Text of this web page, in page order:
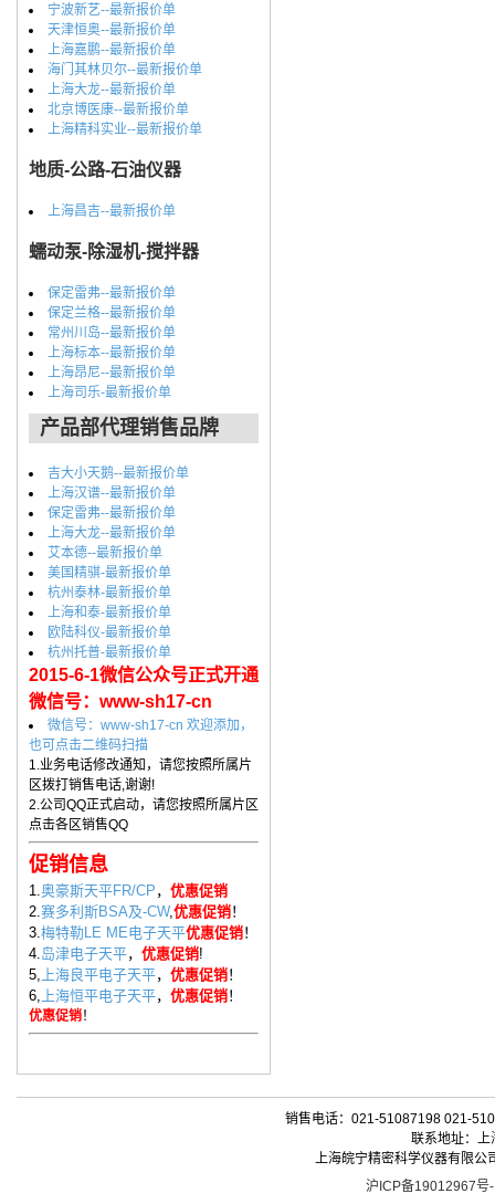
宁波新艺--最新报价单
天津恒奥--最新报价单
上海嘉鹏--最新报价单
海门其林贝尔--最新报价单
上海大龙--最新报价单
北京博医康--最新报价单
上海精科实业--最新报价单
地质-公路-石油仪器
上海昌吉--最新报价单
蠕动泵-除湿机-搅拌器
保定雷弗--最新报价单
保定兰格--最新报价单
常州川岛--最新报价单
上海标本--最新报价单
上海昂尼--最新报价单
上海司乐-最新报价单
产品部代理销售品牌
吉大小天鹅--最新报价单
上海汉谱--最新报价单
保定雷弗--最新报价单
上海大龙--最新报价单
艾本德--最新报价单
美国精骐-最新报价单
杭州泰林-最新报价单
上海和泰-最新报价单
欧陆科仪-最新报价单
杭州托普-最新报价单
2015-6-1微信公众号正式开通
微信号：www-sh17-cn
微信号：www-sh17-cn 欢迎添加，
也可点击二维码扫描
1.业务电话修改通知，请您按照所属片
区拨打销售电话,谢谢!
2.公司QQ正式启动，请您按照所属片区
点击各区销售QQ
促销信息
1. 奥豪斯天平FR/CP ， 优惠促销
2. 赛多利斯BSA及-CW, 优惠促销！
3. 梅特勒LE ME电子天平优惠促销！
4. 岛津电子天平， 优惠促销!
5,
上海良平电子天平， 优惠促销！
6,
上海恒平电子天平， 优惠促销！
优惠促销！
销售电话：021-51087198 021-
联系地址：
上海皖宁精密科学仪器有限
沪ICP备19012967号